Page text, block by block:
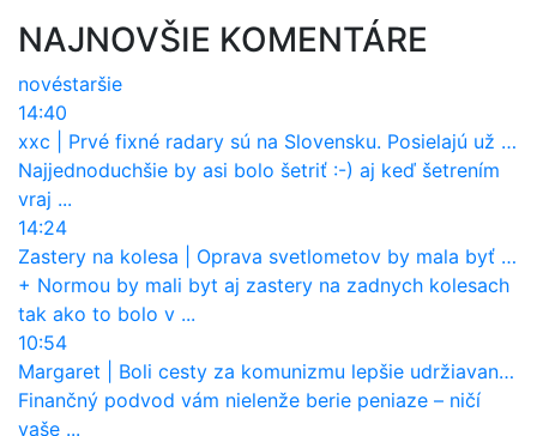
NAJNOVŠIE KOMENTÁRE
novéstaršie
14:40
xxc
Prvé fixné radary sú na Slovensku. Posielajú už pokuty? Ukáže ich Waze?
Najjednoduchšie by asi bolo šetriť :-) aj keď šetrením
vraj ...
14:24
Zastery na kolesa
Oprava svetlometov by mala byť normou. Jeden nový dnes stojí priemerne 1251 eur!
+ Normou by mali byt aj zastery na zadnych kolesach
tak ako to bolo v ...
10:54
Margaret
Boli cesty za komunizmu lepšie udržiavané ako dnes?
Finančný podvod vám nielenže berie peniaze – ničí
vaše ...